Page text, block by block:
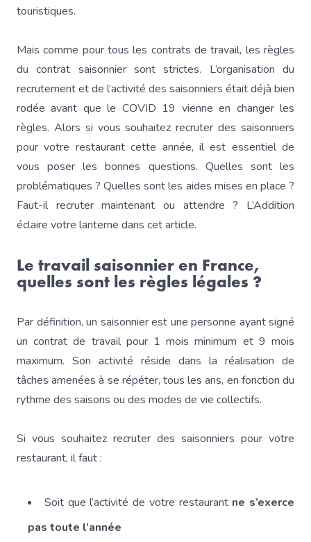
touristiques.
Mais comme pour tous les contrats de travail, les règles
du contrat saisonnier sont strictes. L’organisation du
recrutement et de l’activité des saisonniers était déjà bien
rodée avant que le COVID 19 vienne en changer les
règles. Alors si vous souhaitez recruter des saisonniers
pour votre restaurant cette année, il est essentiel de
vous poser les bonnes questions. Quelles sont les
problématiques ? Quelles sont les aides mises en place ?
Faut-il recruter maintenant ou attendre ? L’Addition
éclaire votre lanterne dans cet article.
Le travail saisonnier en France,
quelles sont les règles légales ?
Par définition, un saisonnier est une personne ayant signé
un contrat de travail pour 1 mois minimum et 9 mois
maximum. Son activité réside dans la réalisation de
tâches amenées à se répéter, tous les ans, en fonction du
rythme des saisons ou des modes de vie collectifs.
Si vous souhaitez recruter des saisonniers pour votre
restaurant, il faut :
Soit que l’activité de votre restaurant ne s’exerce
pas toute l’année